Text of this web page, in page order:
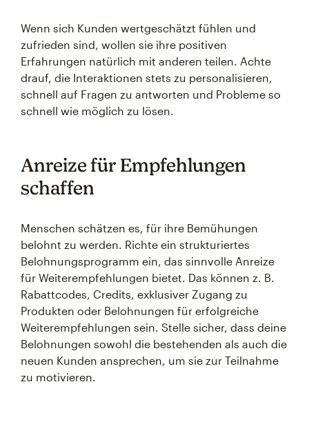
Wenn sich Kunden wertgeschätzt fühlen und
zufrieden sind, wollen sie ihre positiven
Erfahrungen natürlich mit anderen teilen. Achte
drauf, die Interaktionen stets zu personalisieren,
schnell auf Fragen zu antworten und Probleme so
schnell wie möglich zu lösen.
Anreize für Empfehlungen
schaffen
Menschen schätzen es, für ihre Bemühungen
belohnt zu werden. Richte ein strukturiertes
Belohnungsprogramm ein, das sinnvolle Anreize
für Weiterempfehlungen bietet. Das können z. B.
Rabattcodes, Credits, exklusiver Zugang zu
Produkten oder Belohnungen für erfolgreiche
Weiterempfehlungen sein. Stelle sicher, dass deine
Belohnungen sowohl die bestehenden als auch die
neuen Kunden ansprechen, um sie zur Teilnahme
zu motivieren.